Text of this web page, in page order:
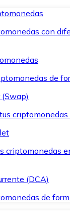
con
de
criptomonedas
(DCA)
de